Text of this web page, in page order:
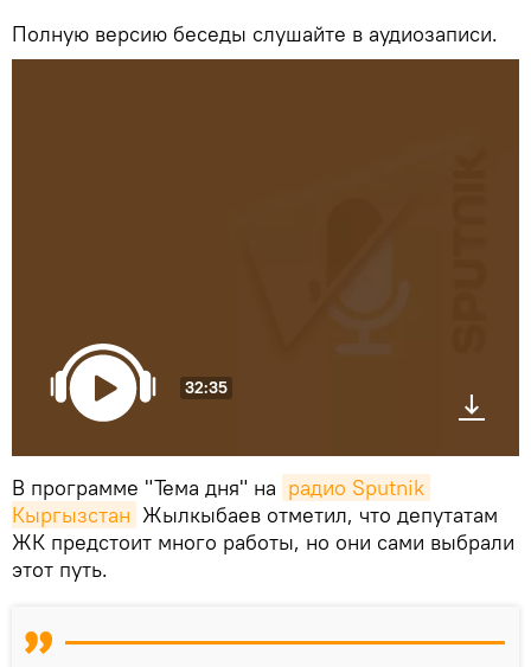
Полную версию беседы слушайте в аудиозаписи.
32:35
В программе "Тема дня" на радио Sputnik
Кыргызстан Жылкыбаев отметил, что депутатам
ЖК предстоит много работы, но они сами выбрали
этот путь.